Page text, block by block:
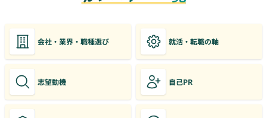
会社・業界・職種選び 就活・転職の軸
志望動機 自己PR